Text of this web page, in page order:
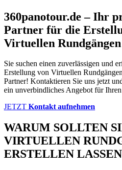
360panotour.de – Ihr
Partner für die
Virtuellen Rundgängen
Sie suchen einen zuverlässigen und
Erstellung von Virtuellen
Partner! Kontaktieren Sie uns jetzt
ein unverbindliches Angebot für
JETZT Kontakt aufnehmen
WARUM SOLLTEN
VIRTUELLEN
ERSTELLEN